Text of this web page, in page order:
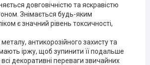
довговічністю та яскравістю
Знімається будь-яким
є значний рівень токсичності,
антикорозійного захисту та
іржу, щоб зупинити її подальше
декоративні переваги звичайних